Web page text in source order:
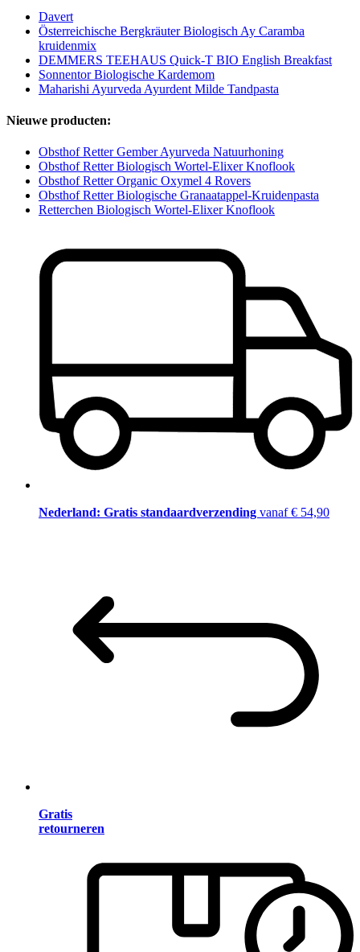
Davert
Österreichische Bergkräuter Biologisch Ay Caramba
kruidenmix
DEMMERS TEEHAUS Quick-T BIO English Breakfast
Sonnentor Biologische Kardemom
Maharishi Ayurveda Ayurdent Milde Tandpasta
Nieuwe producten:
Obsthof Retter Gember Ayurveda Natuurhoning
Obsthof Retter Biologisch Wortel-Elixer Knoflook
Obsthof Retter Organic Oxymel 4 Rovers
Obsthof Retter Biologische Granaatappel-Kruidenpasta
Retterchen Biologisch Wortel-Elixer Knoflook
Nederland: Gratis standaardverzending vanaf € 54,90
Gratis
retourneren